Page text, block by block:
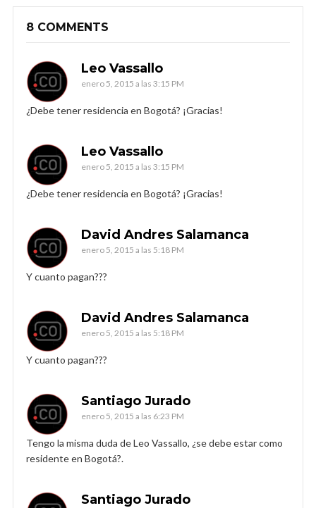
8 COMMENTS
Leo Vassallo
enero 5, 2015 a las 3:15 PM
¿Debe tener residencia en Bogotá? ¡Gracias!
Leo Vassallo
enero 5, 2015 a las 3:15 PM
¿Debe tener residencia en Bogotá? ¡Gracias!
David Andres Salamanca
enero 5, 2015 a las 5:18 PM
Y cuanto pagan???
David Andres Salamanca
enero 5, 2015 a las 5:18 PM
Y cuanto pagan???
Santiago Jurado
enero 5, 2015 a las 6:23 PM
Tengo la misma duda de Leo Vassallo, ¿se debe estar como
residente en Bogotá?.
Santiago Jurado